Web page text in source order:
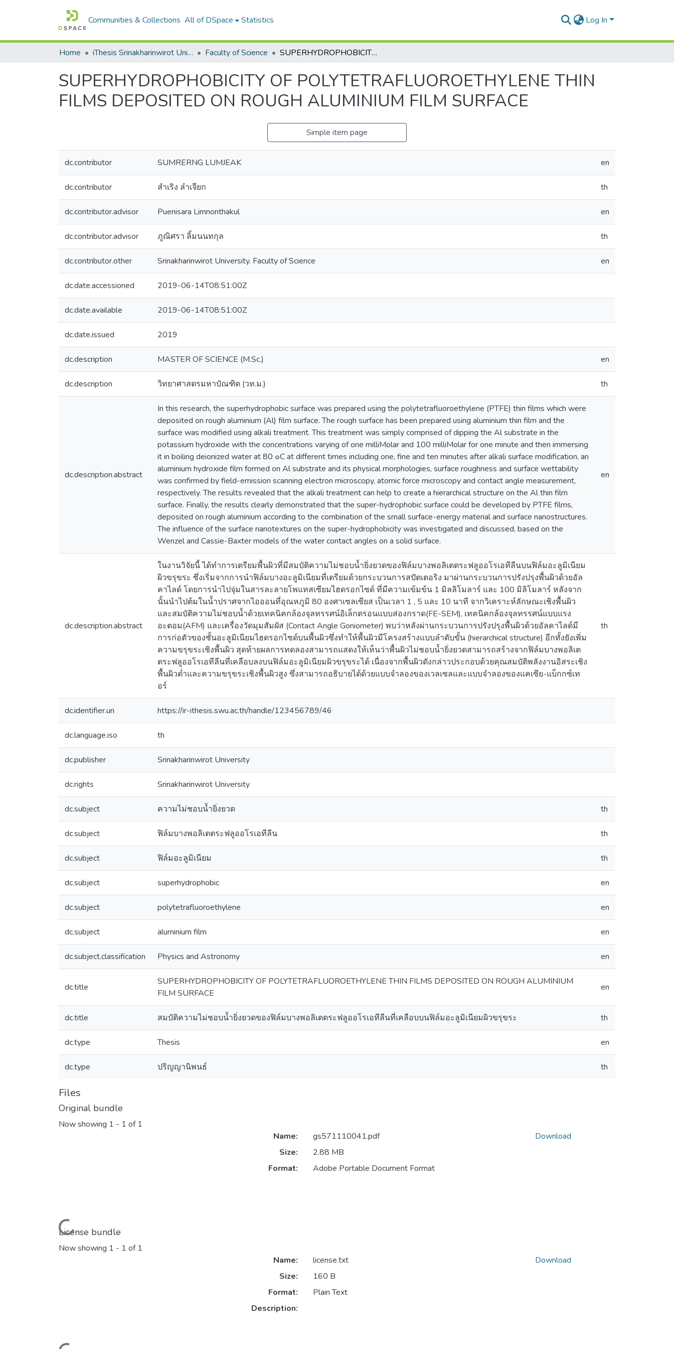
Communities & Collections All of DSpace Statistics Log In
Home iThesis Srinakharinwirot University / มหาวิทยาลัยศรีนครินทรวิโรฒ Faculty of Science SUPERHYDROPHOBICITY OF POLYTETRAFLUOROETHYLENE THIN FILMS DEPOSITED ON ROUGH ALUMINIUM FILM SURFACE
SUPERHYDROPHOBICITY OF POLYTETRAFLUOROETHYLENE THIN
FILMS DEPOSITED ON ROUGH ALUMINIUM FILM SURFACE
Simple item page
dc.contributor SUMRERNG LUMJEAK en
dc.contributor สำเริง ลำเจียก th
dc.contributor.advisor Puenisara Limnonthakul en
dc.contributor.advisor ภูณิศรา ลิ้มนนทกุล th
dc.contributor.other Srinakharinwirot University. Faculty of Science en
dc.date.accessioned 2019-06-14T08:51:00Z
dc.date.available 2019-06-14T08:51:00Z
dc.date.issued 2019
dc.description MASTER OF SCIENCE (M.Sc.) en
dc.description วิทยาศาสตรมหาบัณฑิต (วท.ม.) th
dc.description.abstract
In this research, the superhydrophobic surface was prepared using the polytetrafluoroethylene (PTFE) thin films which were
deposited on rough aluminium (Al) film surface. The rough surface has been prepared using aluminium thin film and the
surface was modified using alkali treatment. This treatment was simply comprised of dipping the Al substrate in the
potassium hydroxide with the concentrations varying of one milliMolar and 100 milliMolar for one minute and then immersing
it in boiling deionized water at 80 ๐C at different times including one, fine and ten minutes after alkali surface modification, an
aluminium hydroxide film formed on Al substrate and its physical morphologies, surface roughness and surface wettability
was confirmed by field-emission scanning electron microscopy, atomic force microscopy and contact angle measurement,
respectively. The results revealed that the alkali treatment can help to create a hierarchical structure on the Al thin film
surface. Finally, the results clearly demonstrated that the super-hydrophobic surface could be developed by PTFE films,
deposited on rough aluminium according to the combination of the small surface-energy material and surface nanostructures.
The influence of the surface nanotextures on the super-hydrophobicity was investigated and discussed, based on the
Wenzel and Cassie-Baxter models of the water contact angles on a solid surface.
en
dc.description.abstract
ในงานวิจัยนี้ ได้ทำการเตรียมพื้นผิวที่มีสมบัติความไม่ชอบน้ำยิ่งยวดของฟิล์มบางพอลิเตตระฟลูออโรเอทีลีนบนฟิล์มอะลูมิเนียม
ผิวขรุขระ ซึ่งเริ่มจากการนำฟิล์มบางอะลูมิเนียมที่เตรียมด้วยกระบวนการสปัตเตอริง มาผ่านกระบวนการปรังปรุงพื้นผิวด้วยอัล
คาไลด์ โดยการนำไปจุ่มในสารละลายโพแทสเซียมไฮดรอกไซด์ ที่มีความเข้มข้น 1 มิลลิโมลาร์ และ 100 มิลิโมลาร์ หลังจาก
นั้นนำไปต้มในน้ำปราศจากไอออนที่อุณหภูมิ 80 องศาเซลเซียส เป็นเวลา 1 , 5 และ 10 นาที จากวิเคราะห์ลักษณะเชิงพื้นผิว
และสมบัติความไม่ชอบน้ำด้วยเทคนิคกล้องจุลทรรศน์อิเล็กตรอนแบบส่องกราด(FE-SEM), เทคนิคกล้องจุลทรรศน์แบบแรง
อะตอม(AFM) และเครื่องวัดมุมสัมผัส (Contact Angle Goniometer) พบว่าหลังผ่านกระบวนการปรังปรุงพื้นผิวด้วยอัลคาไลด์มี
การก่อตัวของชั้นอะลูมิเนียมไฮดรอกไซด์บนพื้นผิวซึ่งทำให้พื้นผิวมีโครงสร้างแบบลำดับขั้น (hierarchical structure) อีกทั้งยังเพิ่ม
ความขรุขระเชิงพื้นผิว สุดท้ายผลการทดลองสามารถแสดงให้เห็นว่าพื้นผิวไม่ชอบน้ำยิ่งยวดสามารถสร้างจากฟิล์มบางพอลิเต
ตระฟลูออโรเอทีลีนที่เคลือบลงบนฟิล์มอะลูมิเนียมผิวขรุขระได้ เนื่องจากพื้นผิวดังกล่าวประกอบด้วยคุณสมบัติพลังงานอิสระเชิง
พื้นผิวต่ำและความขรุขระเชิงพื้นผิวสูง ซึ่งสามารถอธิบายได้ด้วยแบบจำลองของเวลเซลและแบบจำลองของแคเซีย-แบ็กกซ์เท
อร์
th
dc.identifier.uri https://ir-ithesis.swu.ac.th/handle/123456789/46
dc.language.iso th
dc.publisher Srinakharinwirot University
dc.rights Srinakharinwirot University
dc.subject ความไม่ชอบน้ำยิ่งยวด th
dc.subject ฟิล์มบางพอลิเตตระฟลูออโรเอทีลีน th
dc.subject ฟิล์มอะลูมิเนียม th
dc.subject superhydrophobic en
dc.subject polytetrafluoroethylene en
dc.subject aluminium film en
dc.subject.classification Physics and Astronomy en
dc.title
SUPERHYDROPHOBICITY OF POLYTETRAFLUOROETHYLENE THIN FILMS DEPOSITED ON ROUGH ALUMINIUM
FILM SURFACE
en
dc.title สมบัติความไม่ชอบน้ำยิ่งยวดของฟิล์มบางพอลิเตตระฟลูออโรเอทีลีนที่เคลือบบนฟิล์มอะลูมิเนียมผิวขรุขระ th
dc.type Thesis en
dc.type ปริญญานิพนธ์ th
Files
Original bundle
Now showing 1 - 1 of 1
Loading...
Name:
gs571110041.pdf
Size:
2.88 MB
Format:
Adobe Portable Document Format
Download
License bundle
Now showing 1 - 1 of 1
Name:
license.txt
Size:
160 B
Format:
Plain Text
Description:
Download